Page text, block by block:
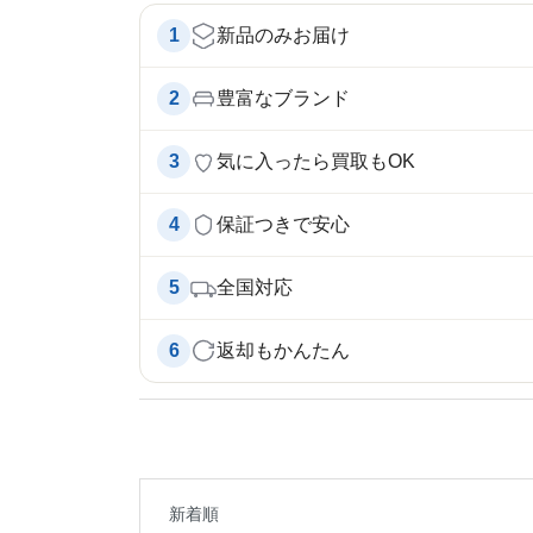
1 新品のみお届け
2 豊富なブランド
3 気に入ったら買取もOK
4 保証つきで安心
5 全国対応
6 返却もかんたん
新着順